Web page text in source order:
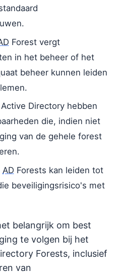
Forest vergt
in het beheer of het
beheer kunnen leiden
Directory hebben
die, indien niet
van de gehele forest
AD Forests kan leiden tot
beveiligingsrisico's met
belangrijk om best
te volgen bij het
Forests, inclusief
van